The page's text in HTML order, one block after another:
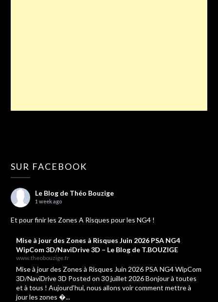
SUR FACEBOOK
Le Blog de Théo Bouzige
1 week ago
Et pour finir les Zones A Risques pour les NG4 !
Mise à jour des Zones à Risques Juin 2026 PSA NG4
WipCom 3D/NaviDrive 3D – Le Blog de T.BOUZIGE
www.theobouzige.fr
Mise à jour des Zones à Risques Juin 2026 PSA NG4 WipCom
3D/NaviDrive 3D Posted on 30 juillet 2026 Bonjour à toutes
et à tous ! Aujourd’hui, nous allons voir comment mettre à
jour les zones �...